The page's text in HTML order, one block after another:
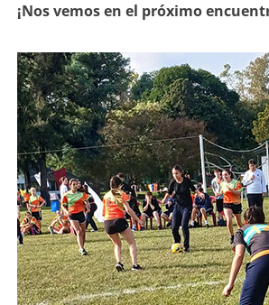
¡Nos vemos en el próximo